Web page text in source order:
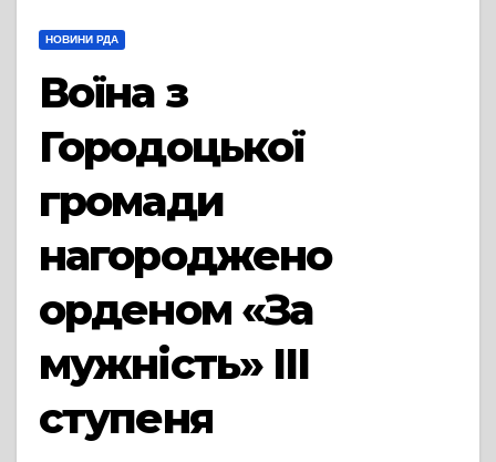
НОВИНИ РДА
Воїна з
Городоцької
громади
нагороджено
орденом «За
мужність» ІІІ
ступеня